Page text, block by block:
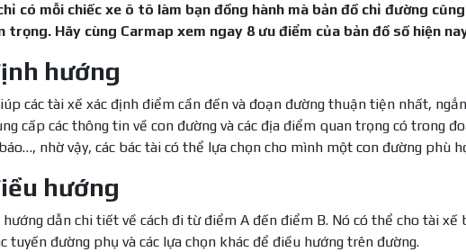
có mỗi chiếc xe ô tô làm bạn đồng hành mà bản đồ chỉ đường
trọng. Hãy cùng Carmap xem ngay 8 ưu điểm của bản đồ số hiện
hướng
các tài xế xác định điểm cần đến và đoạn đường thuận tiện nhất,
cấp các thông tin về con đường và các địa điểm quan trọng có trong
nhờ vậy, các bác tài có thể lựa chọn cho mình một con đường phù
hướng
dẫn chi tiết về cách đi từ điểm A đến điểm B. Nó có thể cho tài xế
tuyến đường phụ và các lựa chọn khác để điều hướng trên đường.